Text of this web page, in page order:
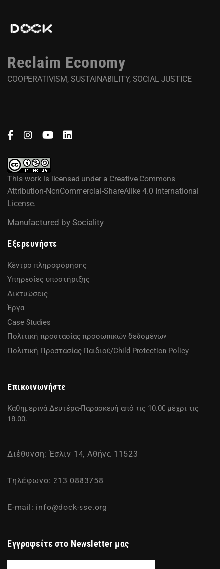
Reclaim Economy
COOPERATIVISM, SUSTAINABILITY, SOCIAL JUSTICE
This work is licensed under a Creative Commons
Attribution-NonCommercial-ShareAlike 4.0 International
License.
Manufactured by Sociality
Εξερευνήστε
Κέντρο πληροφόρησης
Υπηρεσίες υποστήριξης
Δικτυώσεις
Έργα
Case Studies
Πολιτική προστασίας προσωπικών δεδομένων
Πολιτική Προστασίας Παιδιού/Child Protection Policy
Επικοινωνήστε
Καθημερινά Δευτέρα-Παρασκευή από τις 10.00 μέχρι τις
18.00.
Διέθυνση: Έσλιν 14, Αθήνα 11523
Τηλέφωνο: 213 0883758
E-mail: info@dock-sse.org
Εγγραφείτε στο Newsletter μας